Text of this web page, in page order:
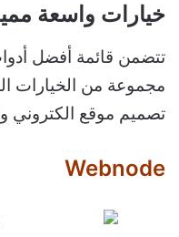
خيارات واسعة
تتضمن قائمة أفضل
مجموعة من الخيارات
تصميم موقع الكتروني
Webnode